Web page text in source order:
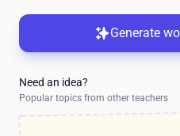
Generate
Need an idea?
Popular topics from other teachers